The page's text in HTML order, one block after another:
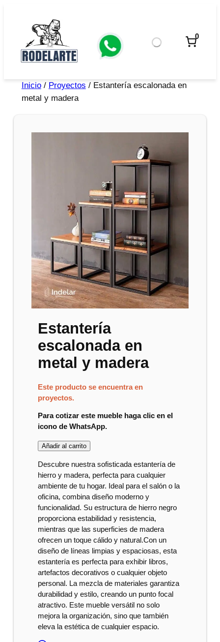
0
Inicio/ Proyectos / Estantería escalonada en
metal y madera
Estantería
escalonada en
metal y madera
Este producto se encuentra en
proyectos.
Para cotizar este mueble haga clic en el
icono de WhatsApp.
Añadir al carrito
Descubre nuestra sofisticada estantería de
hierro y madera, perfecta para cualquier
ambiente de tu hogar. Ideal para el salón o la
oficina, combina diseño moderno y
funcionalidad. Su estructura de hierro negro
proporciona estabilidad y resistencia,
mientras que las superficies de madera
ofrecen un toque cálido y natural.Con un
diseño de líneas limpias y espaciosas, esta
estantería es perfecta para exhibir libros,
artefactos decorativos o cualquier objeto
personal. La mezcla de materiales garantiza
durabilidad y estilo, creando un punto focal
atractivo. Este mueble versátil no solo
mejora la organización, sino que también
eleva la estética de cualquier espacio.